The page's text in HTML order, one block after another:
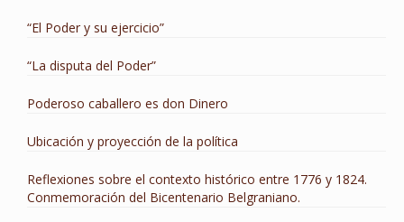
“El Poder y su ejercicio”
“La disputa del Poder”
Poderoso caballero es don Dinero
Ubicación y proyección de la política
Reflexiones sobre el contexto histórico entre 1776 y 1824.
Conmemoración del Bicentenario Belgraniano.